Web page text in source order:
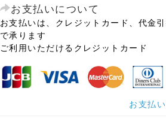
お支払いについて
お支払いは、クレジットカード、代金
で承ります
ご利用いただけるクレジットカード
お支払